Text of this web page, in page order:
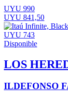
UYU 990
UYU 841,50
UYU 743
Disponible
LOS
ILDEFONSO